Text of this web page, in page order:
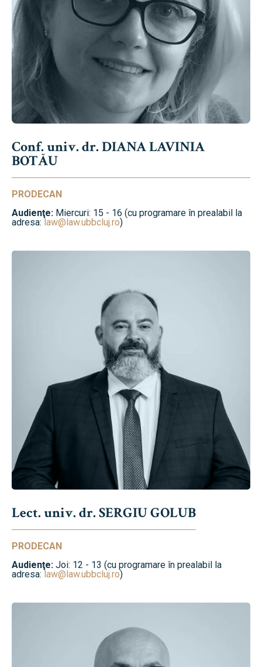
Conf. univ. dr. DIANA LAVINIA
BOTĂU
PRODECAN
Audienţe: Miercuri: 15 - 16 (cu programare în prealabil la
adresa: law@law.ubbcluj.ro)
Lect. univ. dr. SERGIU GOLUB
PRODECAN
Audienţe: Joi: 12 - 13 (cu programare în prealabil la
adresa:law@law.ubbcluj.ro)